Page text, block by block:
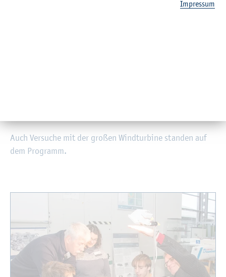
Auch Ver­su­che mit der gro­ßen Wind­tur­bi­ne stan­den auf
dem Pro­gramm.
Im­pres­sum